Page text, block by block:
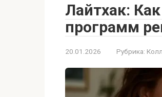
Лайтхак:
программ
20.01.2026 Рубрика: